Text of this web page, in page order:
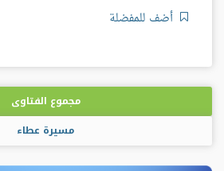
أضف للمفضلة
مجموع الفتاوى
مسيرة عطاء